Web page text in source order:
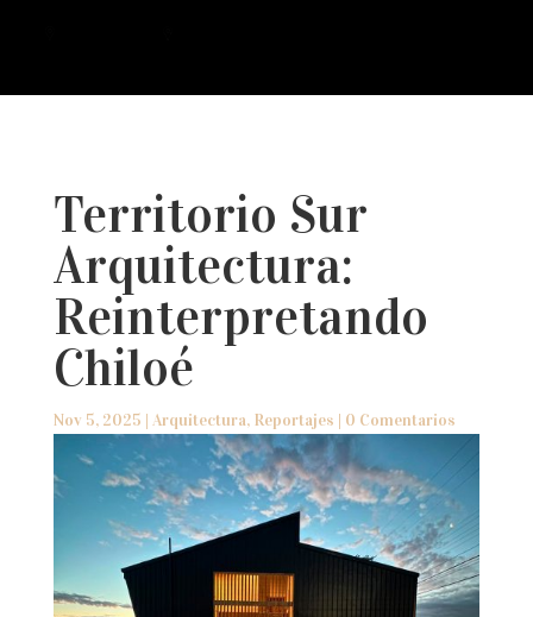
Territorio Sur
Arquitectura:
Reinterpretando
Chiloé
Nov 5, 2025 | Arquitectura, Reportajes | 0 Comentarios